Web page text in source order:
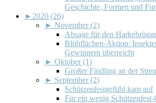
Geschichte, Formen und
► 2020 (26)
► November (2)
Absage für den
Blühflächen-Aktion:
Gewinnern überreicht
► Oktober (1)
Großer Findling an der
► September (2)
Schützenfestgefühl kam auf
Für ein wenig